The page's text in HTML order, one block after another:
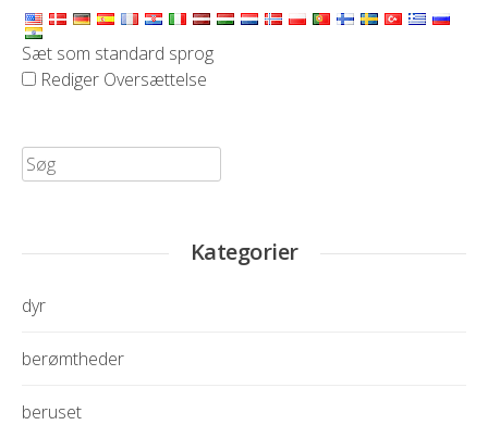
Sæt som standard sprog
Rediger Oversættelse
Søg
efter:
Kategorier
dyr
berømtheder
beruset